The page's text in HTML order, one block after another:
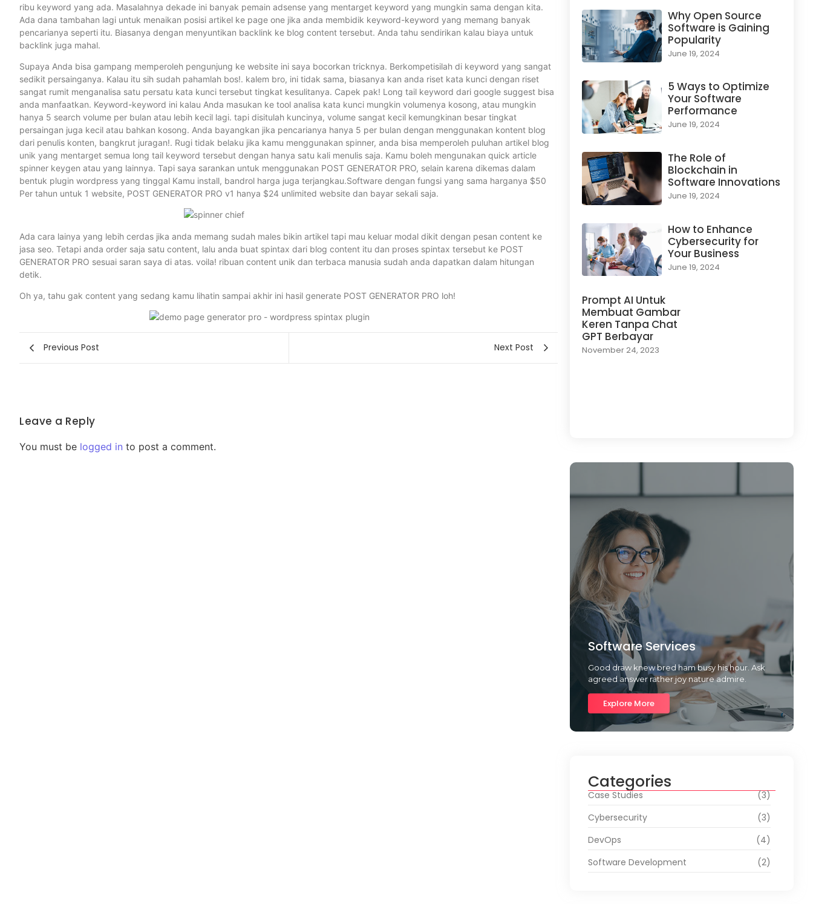
ribu keyword yang ada. Masalahnya dekade ini banyak pemain adsense yang mentarget keyword yang mungkin sama dengan kita.
Ada dana tambahan lagi untuk menaikan posisi artikel ke page one jika anda membidik keyword-keyword yang memang banyak
pencarianya seperti itu. Biasanya dengan menyuntikan backlink ke blog content tersebut. Anda tahu sendirikan kalau biaya untuk
backlink juga mahal.
Supaya Anda bisa gampang memperoleh pengunjung ke website ini saya bocorkan tricknya. Berkompetisilah di keyword yang sangat
sedikit persainganya. Kalau itu sih sudah pahamlah bos!. kalem bro, ini tidak sama, biasanya kan anda riset kata kunci dengan riset
sangat rumit menganalisa satu persatu kata kunci tersebut tingkat kesulitanya. Capek pak! Long tail keyword dari google suggest bisa
anda manfaatkan. Keyword-keyword ini kalau Anda masukan ke tool analisa kata kunci mungkin volumenya kosong, atau mungkin
hanya 5 search volume per bulan atau lebih kecil lagi. tapi disitulah kuncinya, volume sangat kecil kemungkinan besar tingkat
persaingan juga kecil atau bahkan kosong. Anda bayangkan jika pencarianya hanya 5 per bulan dengan menggunakan kontent blog
dari penulis konten, bangkrut juragan!. Rugi tidak belaku jika kamu menggunakan spinner, anda bisa memperoleh puluhan artikel blog
unik yang mentarget semua long tail keyword tersebut dengan hanya satu kali menulis saja. Kamu boleh mengunakan quick article
spinner keygen atau yang lainnya. Tapi saya sarankan untuk menggunakan POST GENERATOR PRO, selain karena dikemas dalam
bentuk plugin wordpress yang tinggal Kamu install, bandrol harga juga terjangkau.Software dengan fungsi yang sama harganya $50
Per tahun untuk 1 website, POST GENERATOR PRO v1 hanya $24 unlimited website dan bayar sekali saja.
Ada cara lainya yang lebih cerdas jika anda memang sudah males bikin artikel tapi mau keluar modal dikit dengan pesan content ke
jasa seo. Tetapi anda order saja satu content, lalu anda buat spintax dari blog content itu dan proses spintax tersebut ke POST
GENERATOR PRO sesuai saran saya di atas. voila! ribuan content unik dan terbaca manusia sudah anda dapatkan dalam hitungan
detik.
Oh ya, tahu gak content yang sedang kamu lihatin sampai akhir ini hasil generate POST GENERATOR PRO loh!
Previous Post Next Post
Leave a Reply
You must be logged in to post a comment.
Why Open Source
Software is Gaining
Popularity
June 19, 2024
5 Ways to Optimize
Your Software
Performance
June 19, 2024
The Role of
Blockchain in
Software Innovations
June 19, 2024
How to Enhance
Cybersecurity for
Your Business
June 19, 2024
Prompt AI Untuk
Membuat Gambar
Keren Tanpa Chat
GPT Berbayar
November 24, 2023
Software Services
Good draw knew bred ham busy his hour. Ask
agreed answer rather joy nature admire.
Explore More
Categories
Case Studies
(3)
Cybersecurity
(3)
DevOps
(4)
Software Development
(2)